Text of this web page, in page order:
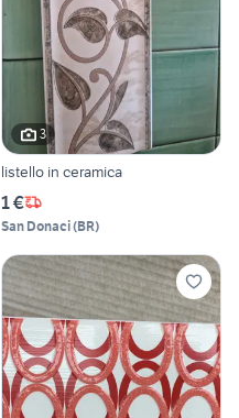
3
listello in ceramica
1 €
San Donaci(BR)